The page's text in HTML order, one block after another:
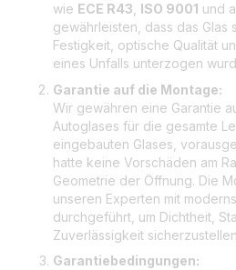
wie ECE R43 ISO 9001 und
gewährleisten, dass das Glas
Festigkeit, optische Qualität
eines Unfalls unterzogen
Garantie auf die Montage:
Wir gewähren eine Garantie
Autoglases für die gesamte
eingebauten Glases,
hatte keine Vorschäden am
Geometrie der Öffnung. Die
unseren Experten mit
durchgeführt, um Dichtheit,
Zuverlässigkeit
Garantiebedingungen: